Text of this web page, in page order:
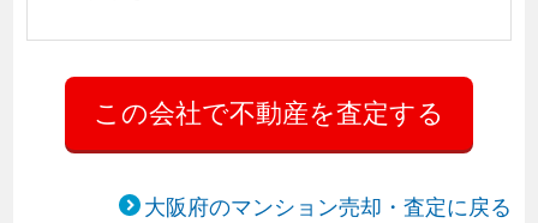
大阪府のマンション売却・査定に戻る